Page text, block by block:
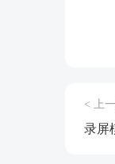
< 上
录屏